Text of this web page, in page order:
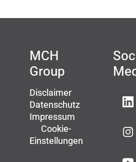
MCH
Group
Disclaimer
Datenschutz
Impressum
Cookie-
Einstellungen